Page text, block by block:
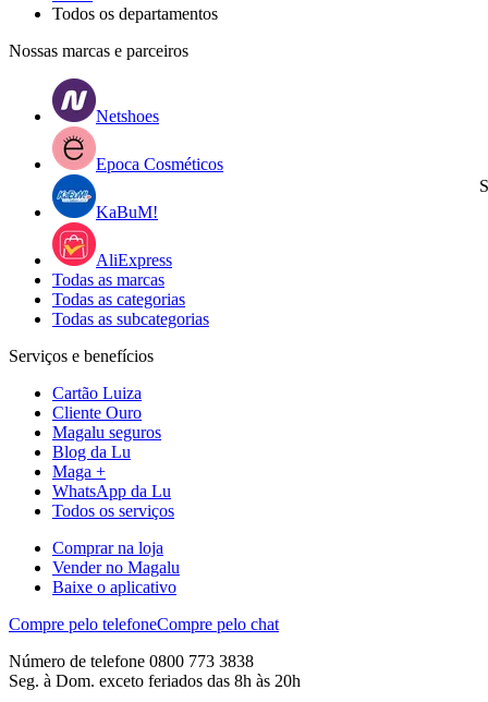
Todos os departamentos
Nossas marcas e parceiros
Netshoes
Epoca Cosméticos
KaBuM!
AliExpress
Todas as marcas
Todas as categorias
Todas as subcategorias
Serviços e benefícios
Cartão Luiza
Cliente Ouro
Magalu seguros
Blog da Lu
Maga +
WhatsApp da Lu
Todos os serviços
Comprar na loja
Vender no Magalu
Baixe o aplicativo
Compre pelo telefoneCompre pelo chat
Número de telefone 0800 773 3838
Seg. à Dom. exceto feriados das 8h às 20h